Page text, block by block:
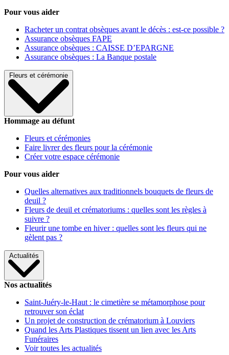
Pour vous aider
Racheter un contrat obsèques avant le décès : est-ce possible ?
Assurance obsèques FAPE
Assurance obsèques : CAISSE D’EPARGNE
Assurance obsèques : La Banque postale
Fleurs et cérémonie
Hommage au défunt
Fleurs et cérémonies
Faire livrer des fleurs pour la cérémonie
Créer votre espace cérémonie
Pour vous aider
Quelles alternatives aux traditionnels bouquets de fleurs de
deuil ?
Fleurs de deuil et crématoriums : quelles sont les règles à
suivre ?
Fleurir une tombe en hiver : quelles sont les fleurs qui ne
gèlent pas ?
Actualités
Nos actualités
Saint-Juéry-le-Haut : le cimetière se métamorphose pour
retrouver son éclat
Un projet de construction de crématorium à Louviers
Quand les Arts Plastiques tissent un lien avec les Arts
Funéraires
Voir toutes les actualités